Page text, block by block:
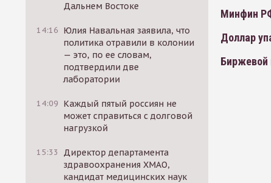
Дальнем Востоке
14:16 Юлия Навальная заявила, что
политика отравили в колонии
— это, по ее словам,
подтвердили две
лаборатории
14:09 Каждый пятый россиян не
может справиться с долговой
нагрузкой
15:33
Директор департамента
здравоохранения ХМАО,
кандидат медицинских наук
Минфин
Доллар
Биржевой